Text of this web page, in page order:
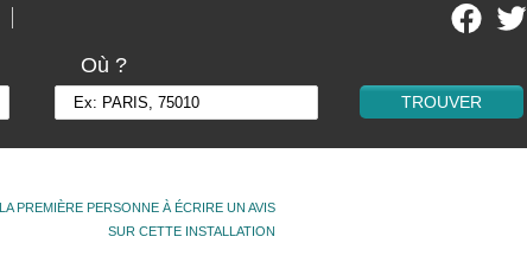
Où ?
PREMIÈRE PERSONNE À ÉCRIRE UN AVIS
SUR CETTE INSTALLATION